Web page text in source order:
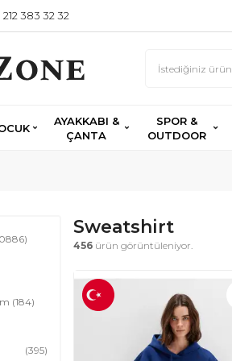
383 32 32
AYAKKABI &
ÇANTA
SPOR &
OUTDOOR
(184)
(395)
Sweatshirt
456ürün görüntüleniyor.